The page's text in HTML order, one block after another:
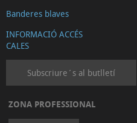
Banderes blaves
INFORMACIÓ ACCÉS
CALES
Subscriure´s al butlletí
ZONA PROFESSIONAL